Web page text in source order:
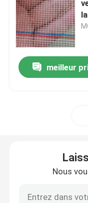
crochet et boucle
Couverture de
meilleur
Nous